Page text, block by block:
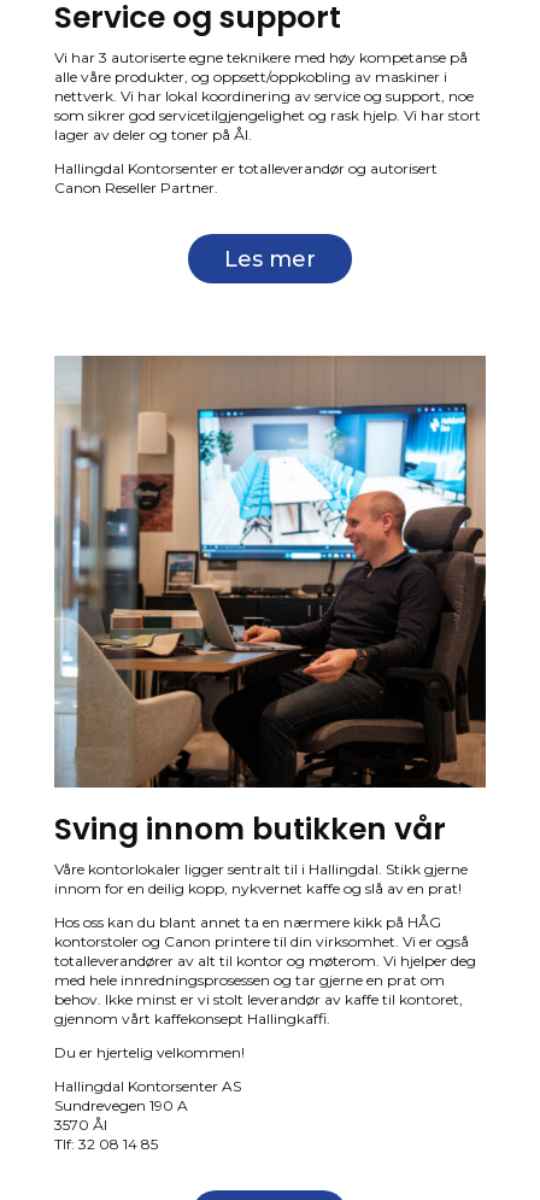
Service og support
Vi har 3 autoriserte egne teknikere med høy kompetanse på
alle våre produkter, og oppsett/oppkobling av maskiner i
nettverk. Vi har lokal koordinering av service og support, noe
som sikrer god servicetilgjengelighet og rask hjelp. Vi har stort
lager av deler og toner på Ål.
Hallingdal Kontorsenter er totalleverandør og autorisert
Canon Reseller Partner.
Les mer
Sving innom butikken vår
Våre kontorlokaler ligger sentralt til i Hallingdal. Stikk gjerne
innom for en deilig kopp, nykvernet kaffe og slå av en prat!
Hos oss kan du blant annet ta en nærmere kikk på HÅG
kontorstoler og Canon printere til din virksomhet. Vi er også
totalleverandører av alt til kontor og møterom. Vi hjelper deg
med hele innredningsprosessen og tar gjerne en prat om
behov. Ikke minst er vi stolt leverandør av kaffe til kontoret,
gjennom vårt kaffekonsept Hallingkaffi.
Du er hjertelig velkommen!
Hallingdal Kontorsenter AS
Sundrevegen 190 A
3570 Ål
Tlf: 32 08 14 85